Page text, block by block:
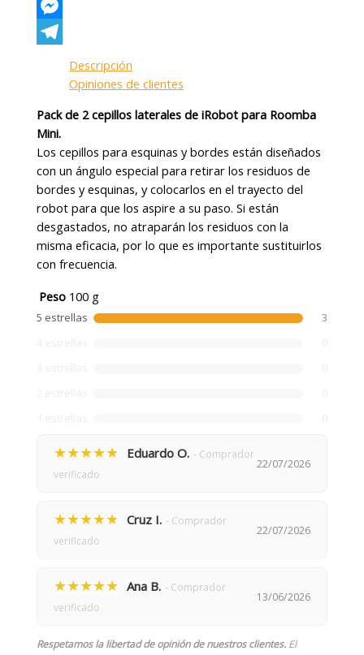
WhatsApp
Messenger
Descripción
Opiniones de clientes
Pack de 2 cepillos laterales de iRobot para Roomba
Mini.
Los cepillos para esquinas y bordes están diseñados
con un ángulo especial para retirar los residuos de
bordes y esquinas, y colocarlos en el trayecto del
robot para que los aspire a su paso. Si están
desgastados, no atraparán los residuos con la
misma eficacia, por lo que es importante sustituirlos
con frecuencia.
Peso 100 g
5 estrellas
3
★★★★★ Eduardo O. - Comprador
verificado
22/07/2026
★★★★★ Cruz I. - Comprador
verificado
22/07/2026
★★★★★ Ana B. - Comprador
verificado
13/06/2026
Respetamos la libertad de opinión de nuestros clientes. El